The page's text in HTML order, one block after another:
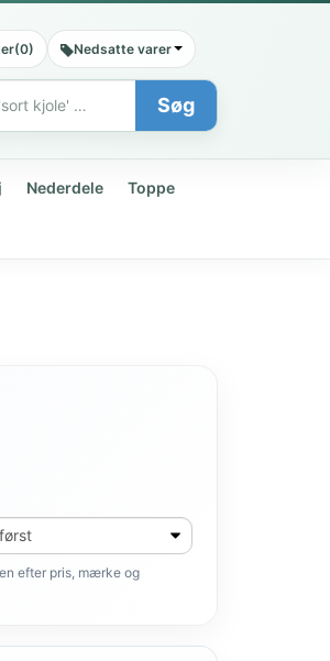
(0) Nedsatte varer
Søg
Nederdele Toppe
efter pris, mærke og